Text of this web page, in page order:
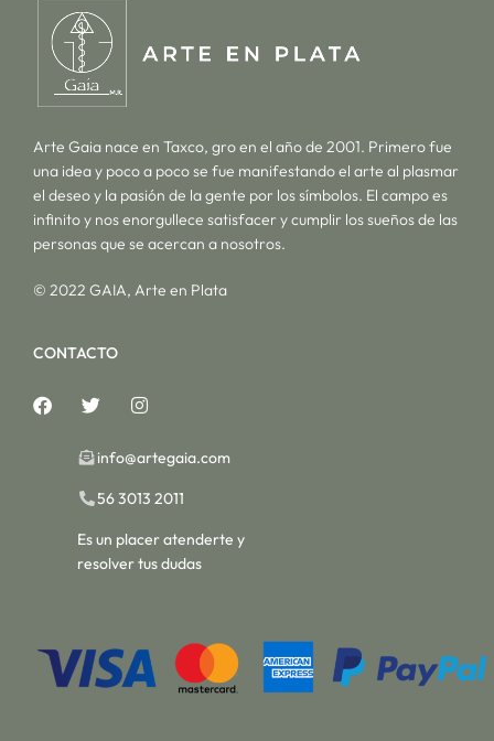
Arte Gaia nace en Taxco, gro en el año de 2001. Primero fue
una idea y poco a poco se fue manifestando el arte al plasmar
el deseo y la pasión de la gente por los símbolos. El campo es
infinito y nos enorgullece satisfacer y cumplir los sueños de las
personas que se acercan a nosotros.
© 2022 GAIA, Arte en Plata
CONTACTO
info@artegaia.com
56 3013 2011
Es un placer atenderte y
resolver tus dudas